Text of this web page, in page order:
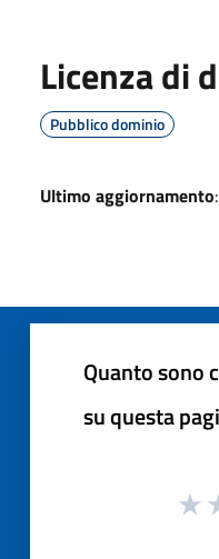
Licenza di
Pubblico dominio
Ultimo aggiornamento
Quanto sono
su questa